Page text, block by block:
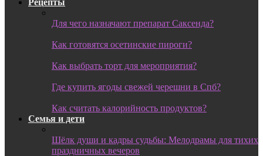
Рецепты
Для чего назначают препарат Саксенда?
Как готовятся осетинские пироги?
Как выбрать торт для мероприятия?
Где купить ягоды свежей черешни в Спб?
Как считать калорийность продуктов?
Семья и дети
Шёлк души и кадры судьбы: Мелодрамы для тихих
праздничных вечеров